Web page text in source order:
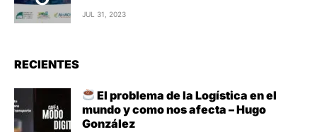
JUL 31, 2023
RECIENTES
El problema de la Logística en el
mundo y como nos afecta – Hugo
González